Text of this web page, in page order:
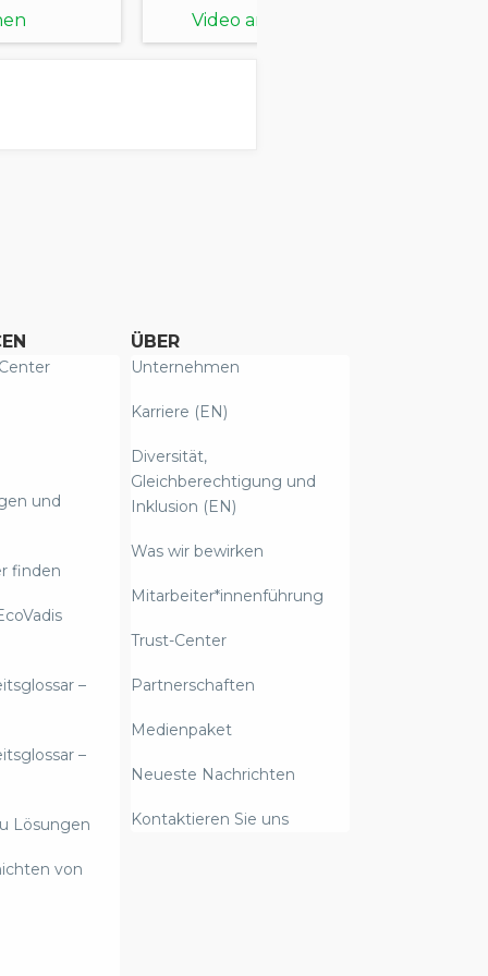
IQ Plus & Landing
Page)
Video ansehen
und
finden
–
–
Lösungen
von
ÜBER
Unternehmen
Karriere (EN)
Diversität,
Gleichberechtigung und
Inklusion (EN)
Was wir bewirken
Mitarbeiter*innenführung
Trust-Center
Partnerschaften
Medienpaket
Neueste Nachrichten
Kontaktieren Sie uns